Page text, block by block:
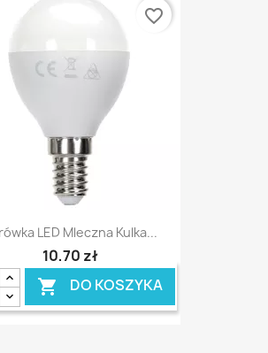
LED Mleczna Kulka...
10,70 zł
 DO KOSZYKA
favorite_border